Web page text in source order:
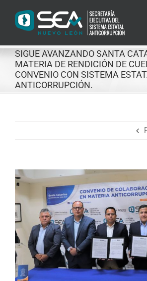
content
SIGUE AVANZANDO SANTA
MATERIA DE RENDICIÓN DE
CONVENIO CON SISTEMA
ANTICORRUPCIÓN.
View
Larger
Image